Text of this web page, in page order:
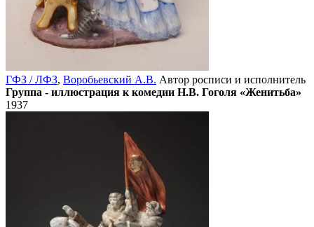
ГФЗ / ЛФЗ, Воробьевский А.В. Автор росписи и исполнитель
Группа - иллюстрация к комедии Н.В. Гоголя «Женитьба»
1937